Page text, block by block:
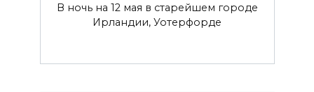
В ночь на 12 мая в старейшем городе
Ирландии, Уотерфорде